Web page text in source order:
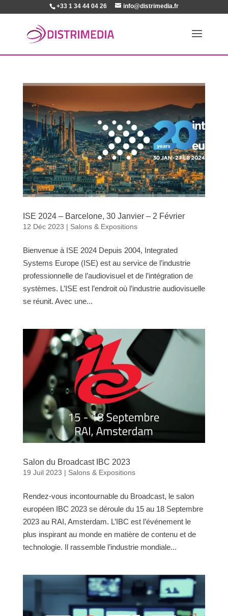
+33 1 34 44 04 26 info@distrimedia.fr
ISE 2024 – Barcelone, 30 Janvier – 2 Février
12 Déc 2023 | Salons & Expositions
Bienvenue à ISE 2024 Depuis 2004, Integrated
Systems Europe (ISE) est au service de l’industrie
professionnelle de l’audiovisuel et de l’intégration de
systèmes. L’ISE est l’endroit où l’industrie audiovisuelle
se réunit. Avec une...
Salon du Broadcast IBC 2023
19 Juil 2023 | Salons & Expositions
Rendez-vous incontournable du Broadcast, le salon
européen IBC 2023 se déroule du 15 au 18 Septembre
2023 au RAI, Amsterdam. L’IBC est l’événement le
plus inspirant au monde en matière de contenu et de
technologie. Il rassemble l’industrie mondiale...